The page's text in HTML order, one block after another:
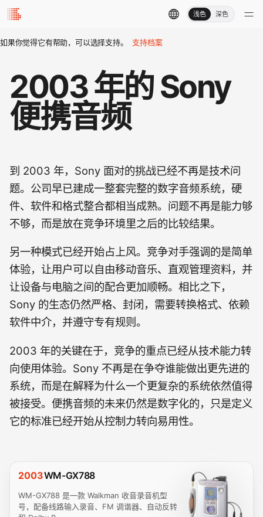
浅色 深色
如果你觉得它有帮助，可以选择支持。 支持档案
2003 年的 Sony
便携音频
到 2003 年，Sony 面对的挑战已经不再是技术问
题。公司早已建成一整套完整的数字音频系统，硬
件、软件和格式整合都相当成熟。问题不再是能力够
不够，而是放在竞争环境里之后的比较结果。
另一种模式已经开始占上风。竞争对手强调的是简单
体验，让用户可以自由移动音乐、直观管理资料，并
让设备与电脑之间的配合更加顺畅。相比之下，
Sony 的生态仍然严格、封闭，需要转换格式、依赖
软件中介，并遵守专有规则。
2003 年的关键在于，竞争的重点已经从技术能力转
向使用体验。Sony 不再是在争夺谁能做出更先进的
系统，而是在解释为什么一个更复杂的系统依然值得
被接受。便携音频的未来仍然是数字化的，只是定义
它的标准已经开始从控制力转向易用性。
2003WM-GX788
WM-GX788 是一款 Walkman 收音录音机型
号，配备线路输入录音、FM 调谐器、自动反转